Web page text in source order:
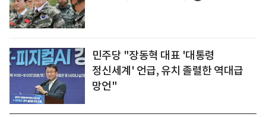
민주당 "장동혁 대표 '대통령
정신세계' 언급, 유치 졸렬한 역대급
망언"